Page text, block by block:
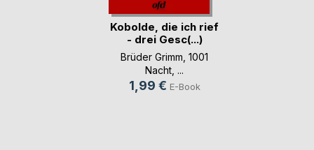
Kobolde, die ich rief
- drei Gesc(...)
Brüder Grimm 1001
Nacht , ...
1,99 € E-Book